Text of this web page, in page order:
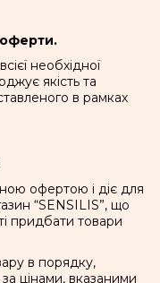
необхідної
якість та
в рамках
офертою і діє для
“SENSILIS”, що
придбати товари
в порядку,
цінами, вказаними